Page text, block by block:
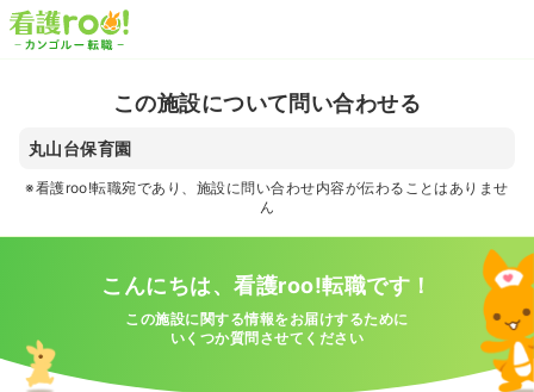
この施設について問い合わせる
丸山台保育園
※看護roo!転職宛であり、施設に問い合わせ内容が伝わることはありませ
ん
こんにちは、看護roo!転職です！
この施設に関する情報をお届けするために
いくつか質問させてください